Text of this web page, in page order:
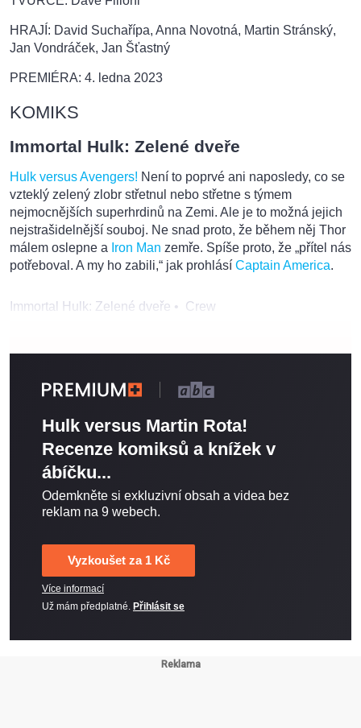
HRAJÍ: David Suchařípa, Anna Novotná, Martin Stránský,
Jan Vondráček, Jan Šťastný
PREMIÉRA: 4. ledna 2023
KOMIKS
Immortal Hulk: Zelené dveře
Hulk versus Avengers! Není to poprvé ani naposledy, co se
vzteklý zelený zlobr střetnul nebo střetne s týmem
nejmocnějších superhrdinů na Zemi. Ale je to možná jejich
nejstrašidelnější souboj. Ne snad proto, že během něj Thor
málem oslepne a Iron Man zemře. Spíše proto, že „přítel nás
potřeboval. A my ho zabili,“ jak prohlásí Captain America.
Immortal Hulk: Zelené dveře • Crew
Hulk versus Martin Rota!
Recenze komiksů a knížek v
ábíčku...
Odemkněte si exkluzivní obsah a videa bez
reklam na 9 webech.
Vyzkoušet za 1 Kč
Více informací
Už mám předplatné. Přihlásit se